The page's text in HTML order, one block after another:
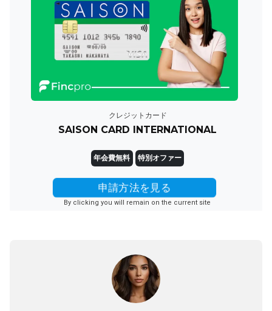
クレジットカード
SAISON CARD INTERNATIONAL
年会費無料 特別オファー
申請方法を見る
By clicking you will remain on the current site